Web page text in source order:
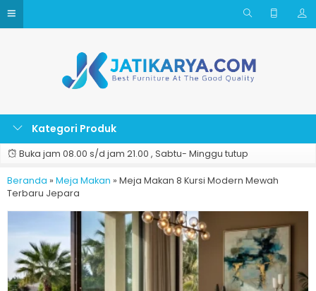
Kategori Produk
Buka jam 08.00 s/d jam 21.00 , Sabtu- Minggu tutup
Beranda » Meja Makan » Meja Makan 8 Kursi Modern Mewah
Terbaru Jepara